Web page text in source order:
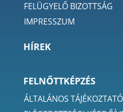
FELÜGYELŐ BIZOTTSÁG
IMPRESSZUM
HÍREK
FELNŐTTKÉPZÉS
ÁLTALÁNOS TÁJÉKOZTATÓ